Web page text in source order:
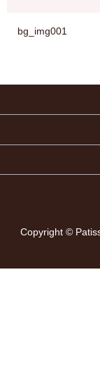
bg_img001
Copyright ©